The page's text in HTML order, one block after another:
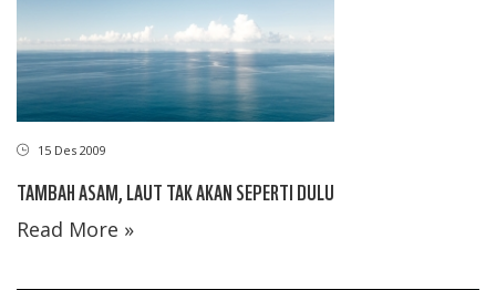
15 Des 2009
TAMBAH ASAM, LAUT TAK AKAN SEPERTI DULU
Read More »